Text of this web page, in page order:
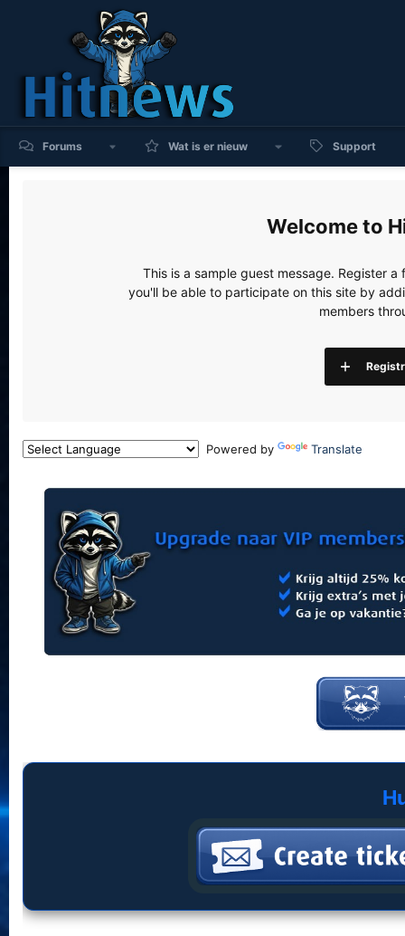
Forums Wat is er nieuw Support
This is a sample guest message. Register
you'll be able to participate on this site by
members
Powered by Translate